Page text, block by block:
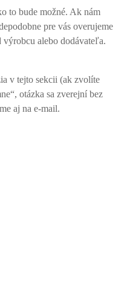
to bude možné. Ak nám
pre vás overujeme
alebo dodávateľa.
v tejto sekcii (ak zvolíte
otázka sa zverejní bez
aj na e-mail.